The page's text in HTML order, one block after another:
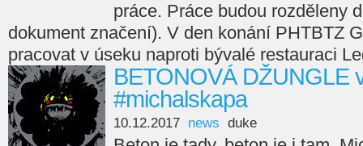
práce. Práce budou rozděleny
dokument značení). V den konání PHTBTZ
pracovat v úseku naproti bývalé restauraci
BETONOVÁ DŽUNGLE
#michalskapa
10.12.2017 news duke